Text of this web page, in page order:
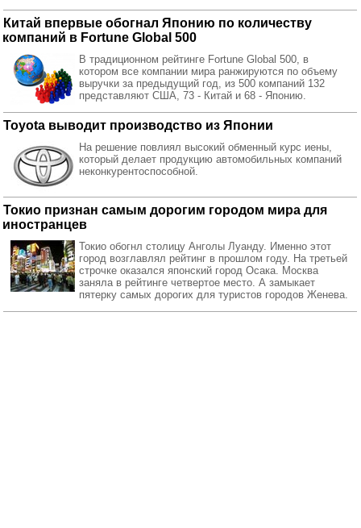
Китай впервые обогнал Японию по количеству
компаний в Fortune Global 500
В традиционном рейтинге Fortune Global 500, в
котором все компании мира ранжируются по объему
выручки за предыдущий год, из 500 компаний 132
представляют США, 73 - Китай и 68 - Японию.
Toyota выводит производство из Японии
На решение повлиял высокий обменный курс иены,
который делает продукцию автомобильных компаний
неконкурентоспособной.
Токио признан самым дорогим городом мира для
иностранцев
Токио обогнл столицу Анголы Луанду. Именно этот
город возглавлял рейтинг в прошлом году. На третьей
строчке оказался японский город Осака. Москва
заняла в рейтинге четвертое место. А замыкает
пятерку самых дорогих для туристов городов Женева.